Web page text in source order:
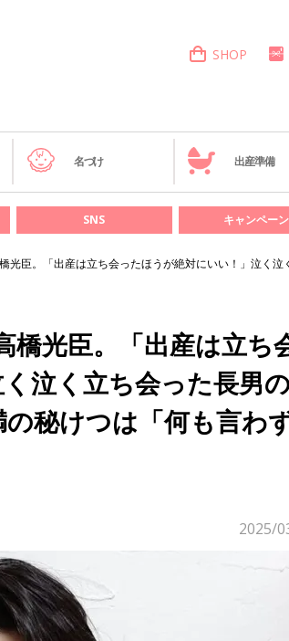
SHOP
名づけ 出産準備
SNS キャンペーン
光臣。「出産は立ち会ったほうが絶対にいい！」泣く
橋光臣。「出産は立ち
泣く立ち会った長男
秘けつは「何も言わ
2025/